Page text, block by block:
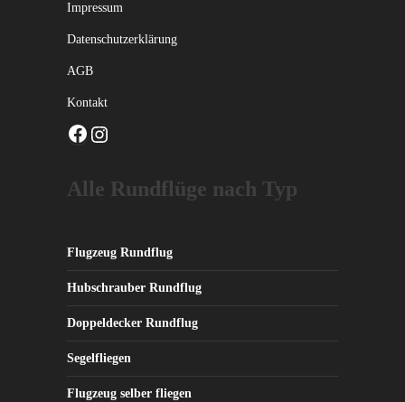
Impressum
Datenschutzerklärung
AGB
Kontakt
Facebook
Alle Rundflüge nach Typ
Flugzeug Rundflug
Hubschrauber Rundflug
Doppeldecker Rundflug
Segelfliegen
Flugzeug selber fliegen